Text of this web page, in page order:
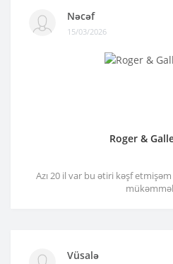
Nəcəf
15/03/2026
Roger &
Azı 20 il var bu ətiri kəşf
Vüsalə